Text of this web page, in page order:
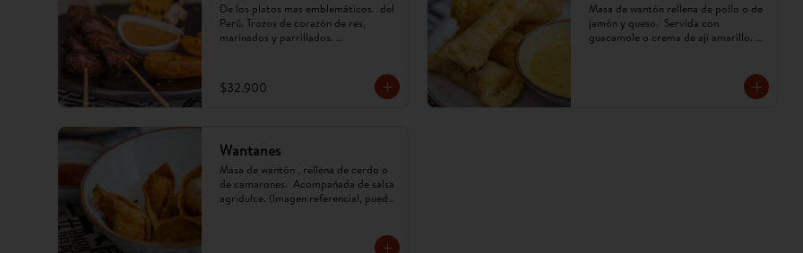
De los platos mas emblemáticos.  del
Perú. Trozos de corazón de res,
marinados y parrillados.
puede cambiar)
$32.900
Masa de wantón rellena de pollo o de
jamón y queso.  Servida con
guacamole o crema de ají amarillo.
Wantanes
Masa de wantón , rellena de cerdo o
de camarones.  Acompañada de salsa
agridulce. (Imagen referencial, puede